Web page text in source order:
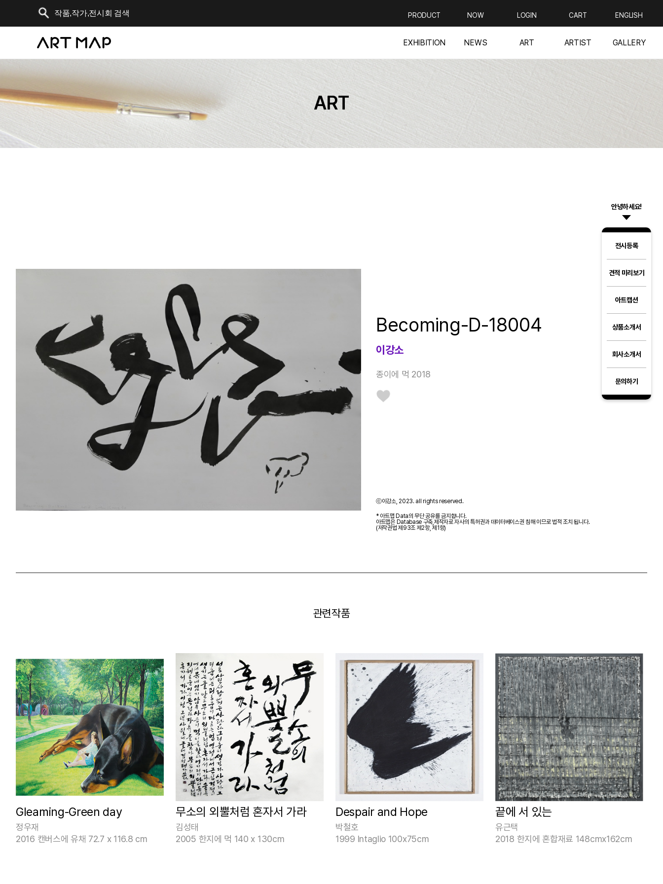
PRODUCT NOW LOGIN CART ENGLISH
EXHIBITION NEWS ART ARTIST GALLERY
안녕하세요!
전시등록
견적 미리보기
아트캡션
상품소개서
회사소개서
문의하기
ART
Becoming-D-18004
이강소
종이에 먹 2018
ⓒ이강소, 2023. all rights reserved.
* 아트맵 Data의 무단 공유를 금지합니다.
아트맵은 Database 구축,제작자로 자사의 특허권과 데이터베이스권 침해 이므로 법적 조치 됩니다.
(저작권법 제93조 제2항, 제1항)
관련작품
Gleaming-Green day
정우재
2016 캔버스에 유채 72.7 x 116.8 cm
무소의 외뿔처럼 혼자서 가라
김성태
2005 한지에 먹 140 x 130cm
Despair and Hope
박철호
1999 Intaglio 100x75cm
끝에 서 있는
유근택
2018 한지에 혼합재료 148cmx162cm